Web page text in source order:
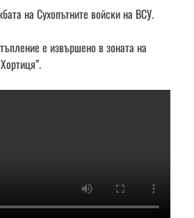
на Сухопътните войски на ВСУ.
е извършено в зоната на